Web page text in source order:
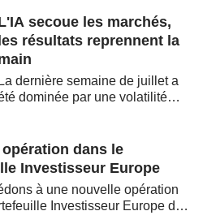
Publication des résultats - Q2 2026
Publication des résultats - Q1 2027
Publication des résultats - Q1 2027
Publication des résultats - Q1 2027
secoue les marchés,
résultats reprennent la
La dernière semaine de juillet a
dominée par une volatilité
conducteurs. Les
sur la soutenabilité
dans le
Investisseur Europe
à une nouvelle opération
Investisseur Europe de